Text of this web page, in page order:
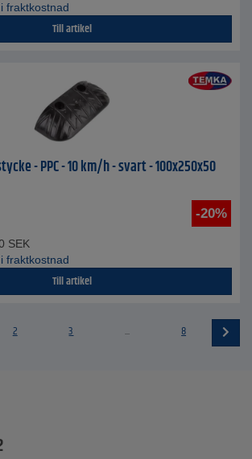
i fraktkostnad
Till artikel
- PPC - 10 km/h - svart - 100x250x50
-20%
SEK
i fraktkostnad
Till artikel
2 3 ... 8